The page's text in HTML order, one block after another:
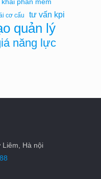
cơ cấu tư vấn kpi
quản lý
năng lực
Liêm, Hà nội